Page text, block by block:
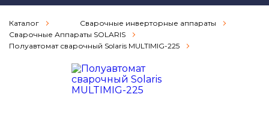
Каталог
Сварочные инверторные аппараты
Сварочные Аппараты SOLARIS
Полуавтомат сварочный Solaris MULTIMIG-225